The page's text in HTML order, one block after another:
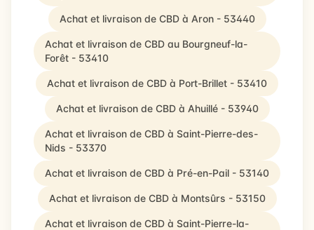
Achat et livraison de CBD à Aron - 53440
Achat et livraison de CBD au Bourgneuf-la-
Forêt - 53410
Achat et livraison de CBD à Port-Brillet - 53410
Achat et livraison de CBD à Ahuillé - 53940
Achat et livraison de CBD à Saint-Pierre-des-
Nids - 53370
Achat et livraison de CBD à Pré-en-Pail - 53140
Achat et livraison de CBD à Montsûrs - 53150
Achat et livraison de CBD à Saint-Pierre-la-